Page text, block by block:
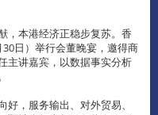
，本港经济正稳步复苏。香
日）举行会董晚宴，邀得商
主讲嘉宾，以数据事实分析
，服务输出、对外贸易、